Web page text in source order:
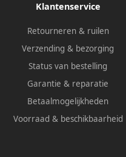
Klantenservice
Retourneren & ruilen
Verzending & bezorging
Status van bestelling
Garantie & reparatie
Betaalmogelijkheden
Voorraad & beschikbaarheid